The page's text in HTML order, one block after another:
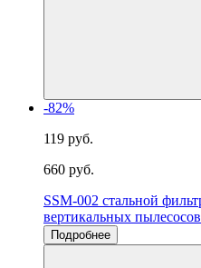
-82%
119 руб.
660 руб.
SSM-002 стальной
вертикальных
Подробнее